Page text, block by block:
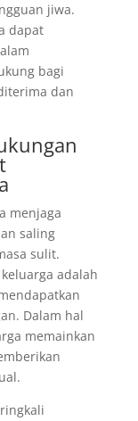
jiwa.
dapat
bagi
dan
menjaga
saling
sulit.
adalah
Dalam hal
memainkan